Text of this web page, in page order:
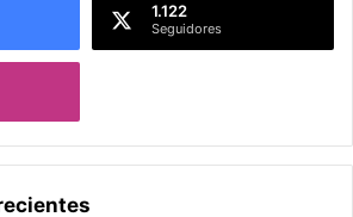
1.122
Seguidores